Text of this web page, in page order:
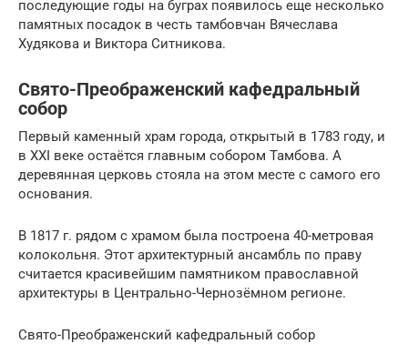
последующие годы на буграх появилось еще несколько
памятных посадок в честь тамбовчан Вячеслава
Худякова и Виктора Ситникова.
Свято-Преображенский кафедральный
собор
Первый каменный храм города, открытый в 1783 году, и
в XXI веке остаётся главным собором Тамбова. А
деревянная церковь стояла на этом месте с самого его
основания.
В 1817 г. рядом с храмом была построена 40-метровая
колокольня. Этот архитектурный ансамбль по праву
считается красивейшим памятником православной
архитектуры в Центрально-Чернозёмном регионе.
Свято-Преображенский кафедральный собор